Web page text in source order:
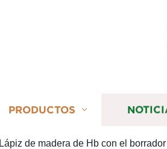
PRODUCTOS
Lápiz de madera de Hb con el